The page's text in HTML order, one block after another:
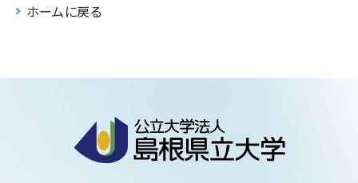
ホームに戻る